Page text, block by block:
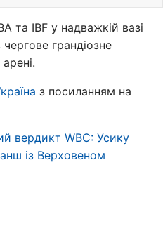
та IBF у надважкій вазі
грандіозне
з посиланням на
вердикт WBC: Усику
із Верховеном